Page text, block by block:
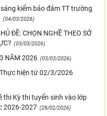
kiểm bảo đảm TT trường
(04/03/2026)
ĐỀ: CHỌN NGHỀ THEO SỞ
(03/03/2026)
NĂM 2026 (03/03/2026)
hiện từ 02/3/2026
thi Kỳ thi tuyển sinh vào lớp
2026-2027 (28/02/2026)